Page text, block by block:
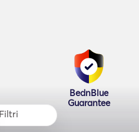
Filtri
BednBlue
Guarantee